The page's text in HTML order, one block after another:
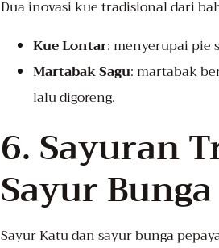
Dua inovasi kue tradisional dari
Kue Lontar: menyerupai pie
Martabak Sagu: martabak
lalu digoreng.
6. Sayuran
Sayur
Sayur Katu dan sayur bunga